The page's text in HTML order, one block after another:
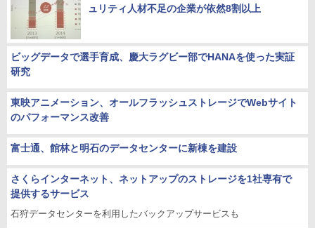
ュリティ人材不足の企業が依然8割以上
ビッグデータで選手育成、慶大ラグビー部でHANAを使った実証
研究
東映アニメーション、オールフラッシュストレージでWebサイト
のパフォーマンス改善
富士通、館林と明石のデータセンターに新棟を建設
さくらインターネット、ネットアップのストレージを1社専有で
提供するサービス
石狩データセンターを利用したバックアップサービスも